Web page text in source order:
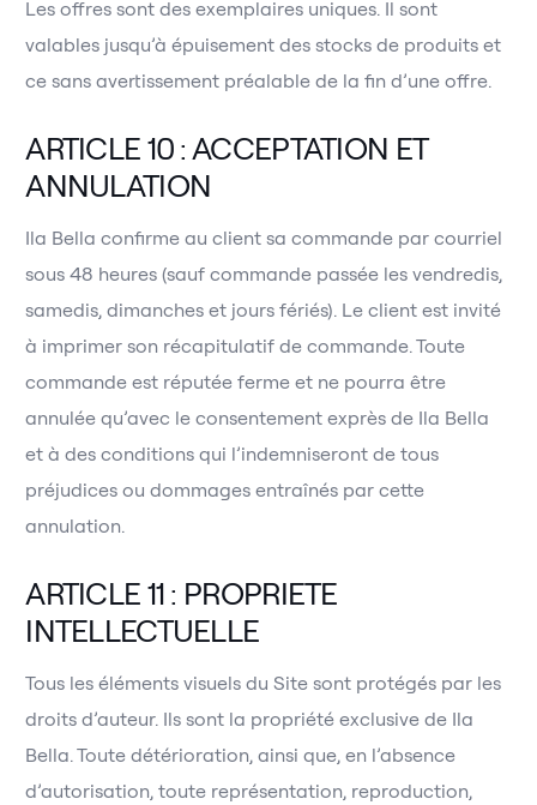
Les offres sont des exemplaires uniques. Il sont
valables jusqu’à épuisement des stocks de produits et
ce sans avertissement préalable de la fin d’une offre.
ARTICLE 10 : ACCEPTATION ET
ANNULATION
Ila Bella confirme au client sa commande par courriel
sous 48 heures (sauf commande passée les vendredis,
samedis, dimanches et jours fériés). Le client est invité
à imprimer son récapitulatif de commande. Toute
commande est réputée ferme et ne pourra être
annulée qu’avec le consentement exprès de Ila Bella
et à des conditions qui l’indemniseront de tous
préjudices ou dommages entraînés par cette
annulation.
ARTICLE 11 : PROPRIETE
INTELLECTUELLE
Tous les éléments visuels du Site sont protégés par les
droits d’auteur. Ils sont la propriété exclusive de Ila
Bella. Toute détérioration, ainsi que, en l’absence
d’autorisation, toute représentation, reproduction,